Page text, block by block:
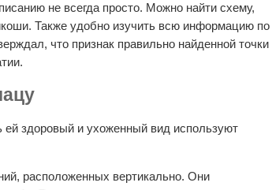
не всегда просто. Можно найти схему,
Также удобно изучить всю информацию по
что признак правильно найденной точки
здоровый и ухоженный вид используют
расположенных вертикально. Они